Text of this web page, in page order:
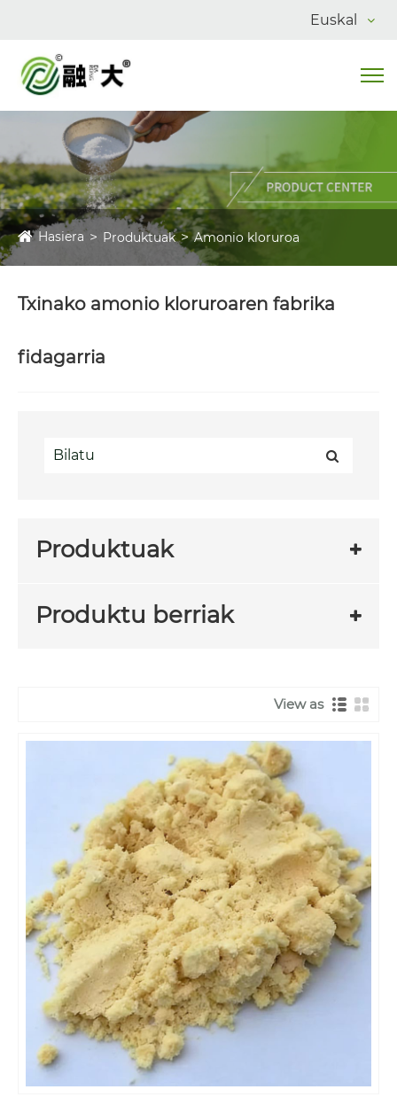
Euskal
Hasiera Produktuak Amonio kloruroa
Txinako amonio kloruroaren fabrika
fidagarria
Produktuak
Produktu berriak
View as